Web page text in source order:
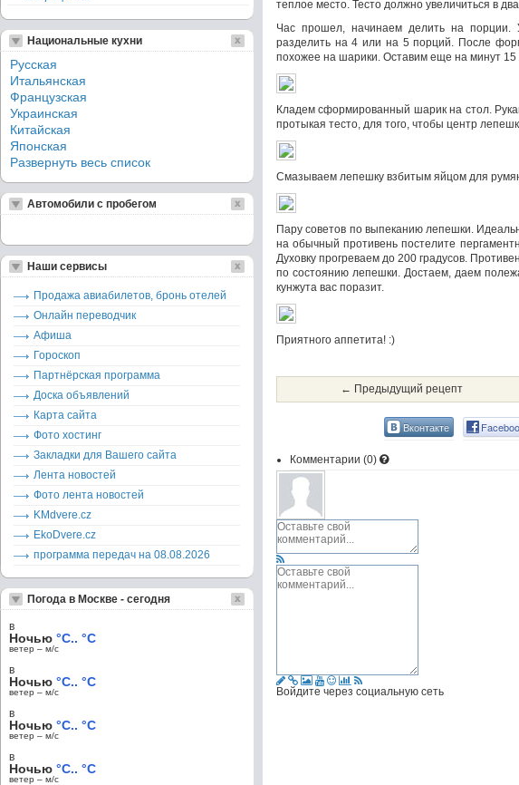
теплое место. Тесто должно увеличиться в
Час прошел, начинаем делить на порции.
разделить на 4 или на 5 порций. После
похожее на шарики. Оставим еще на минут 15
Кладем сформированный шарик на стол.
протыкая тесто, для того, чтобы центр
Смазываем лепешку взбитым яйцом для
Пару советов по выпеканию лепешки.
на обычный противень постелите
Духовку прогреваем до 200 градусов.
по состоянию лепешки. Достаем, даем
кунжута вас поразит.
Приятного аппетита! :)
← Предыдущий рецепт
Вконтакте
Комментарии (0)
Войдите через социальную сеть
Национальные кухни
Русская
Итальянская
Французская
Украинская
Китайская
Японская
Развернуть весь список
Автомобили с пробегом
Наши сервисы
Продажа авиабилетов, бронь отелей
Онлайн переводчик
Афиша
Гороскоп
Партнёрская программа
Доска объявлений
Карта сайта
Фото хостинг
Закладки для Вашего сайта
Лента новостей
Фото лента новостей
KMdvere.cz
EkoDvere.cz
программа передач на 08.08.2026
Погода в Москве - сегодня
в
Ночью °C.. °C
ветер – м/c
в
Ночью °C.. °C
ветер – м/c
в
Ночью °C.. °C
ветер – м/c
в
Ночью °C.. °C
ветер – м/c